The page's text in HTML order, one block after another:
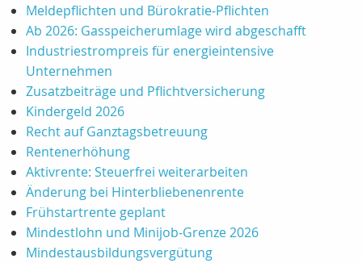
Meldepflichten und Bürokratie‑Pflichten
Ab 2026: Gasspeicherumlage wird abgeschafft
Industriestrompreis für energieintensive
Unternehmen
Zusatzbeiträge und Pflichtversicherung
Kindergeld 2026
Recht auf Ganztagsbetreuung
Rentenerhöhung
Aktivrente: Steuerfrei weiterarbeiten
Änderung bei Hinterbliebenenrente
Frühstartrente geplant
Mindestlohn und Minijob‑Grenze 2026
Mindestausbildungsvergütung